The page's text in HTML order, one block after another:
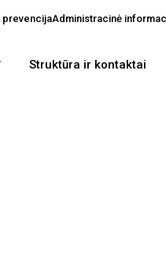
prevencijaAdministracinė
Struktūra ir kontaktai